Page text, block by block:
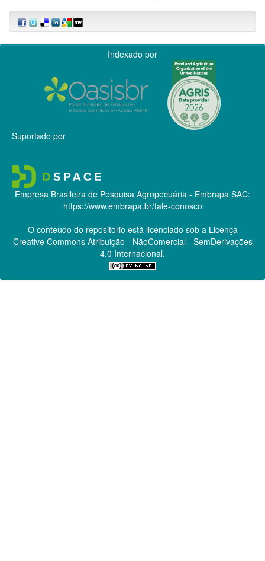
Indexado por
Suportado por
Empresa Brasileira de Pesquisa Agropecuária - Embrapa SAC:
https://www.embrapa.br/fale-conosco
O conteúdo do repositório está licenciado sob a Licença
Creative CommonsAtribuição - NãoComercial - SemDerivações
4.0 Internacional.